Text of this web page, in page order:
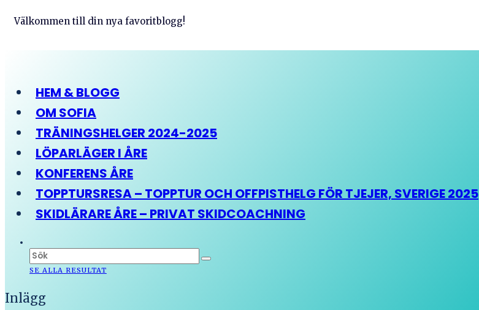
Välkommen till din nya favoritblogg!
HEM & BLOGG
OM SOFIA
TRÄNINGSHELGER 2024-2025
LÖPARLÄGER I ÅRE
KONFERENS ÅRE
TOPPTURSRESA – TOPPTUR OCH OFFPISTHELG FÖR TJEJER, SVERIGE 2025
SKIDLÄRARE ÅRE – PRIVAT SKIDCOACHNING
SE ALLA RESULTAT
Inlägg